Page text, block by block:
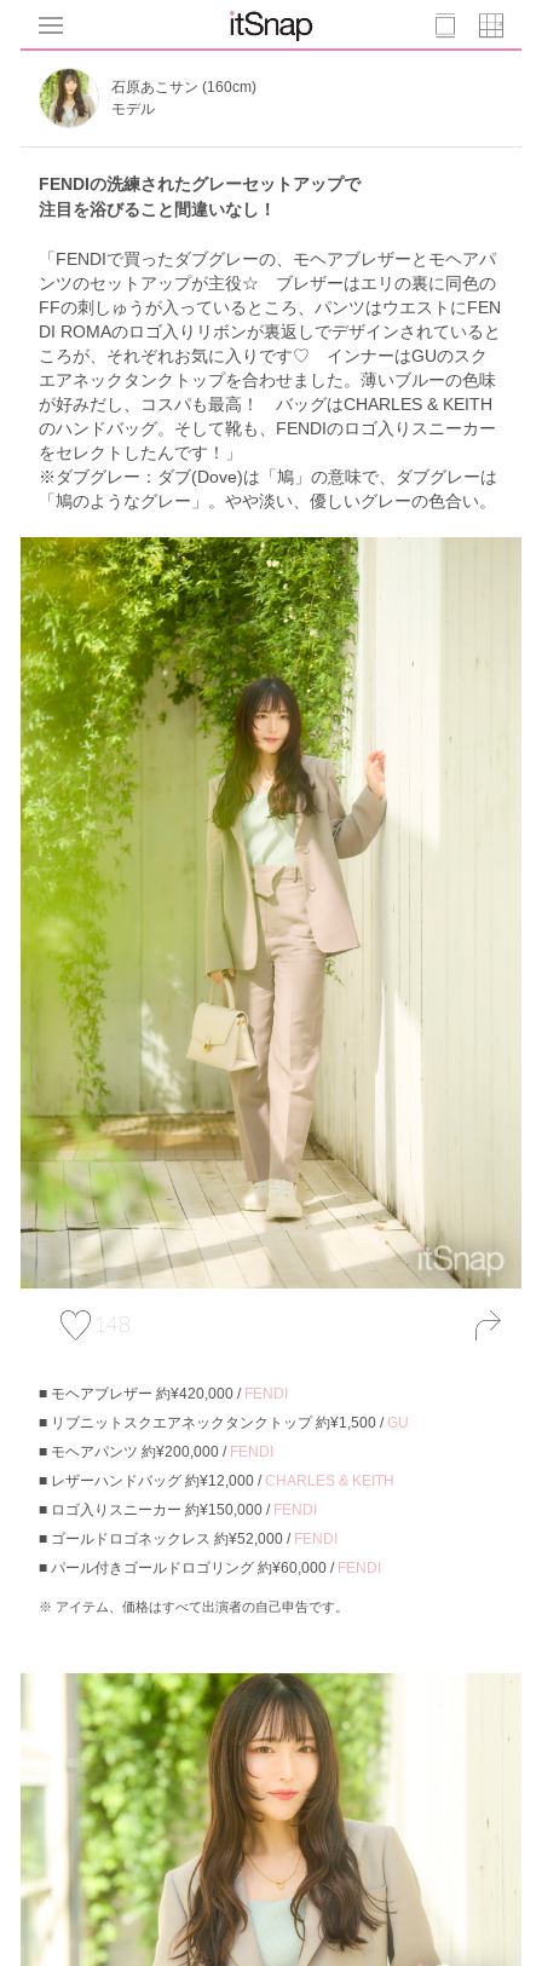
石原あこサン (160cm)
モデル
FENDIの洗練されたグレーセットアップで
注目を浴びること間違いなし！
「FENDIで買ったダブグレーの、モヘアブレザーとモヘアパ
ンツのセットアップが主役☆ ブレザーはエリの裏に同色の
FFの刺しゅうが入っているところ、パンツはウエストにFEN
DI ROMAのロゴ入りリボンが裏返しでデザインされていると
ころが、それぞれお気に入りです♡ インナーはGUのスク
エアネックタンクトップを合わせました。薄いブルーの色味
が好みだし、コスパも最高！ バッグはCHARLES & KEITH
のハンドバッグ。そして靴も、FENDIのロゴ入りスニーカー
をセレクトしたんです！」
※ダブグレー：ダブ(Dove)は「鳩」の意味で、ダブグレーは
「鳩のようなグレー」。やや淡い、優しいグレーの色合い。
148
モヘアブレザー 約¥420,000 / FENDI
リブニットスクエアネックタンクトップ 約¥1,500 /GU
モヘアパンツ 約¥200,000 / FENDI
レザーハンドバッグ 約¥12,000 /CHARLES & KEITH
ロゴ入りスニーカー 約¥150,000 / FENDI
ゴールドロゴネックレス 約¥52,000 / FENDI
パール付きゴールドロゴリング 約¥60,000 / FENDI
アイテム、価格はすべて出演者の自己申告です。